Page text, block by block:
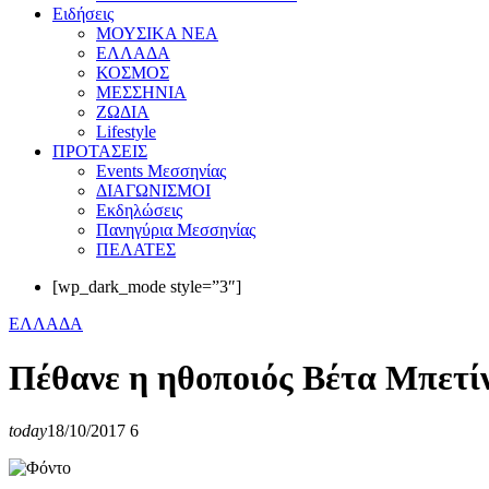
Eιδήσεις
ΜΟΥΣΙΚΑ ΝΕΑ
ΕΛΛΑΔΑ
ΚΟΣΜΟΣ
ΜΕΣΣΗΝΙΑ
ΖΩΔΙΑ
Lifestyle
ΠΡΟΤΑΣΕΙΣ
Events Μεσσηνίας
ΔΙΑΓΩΝΙΣΜΟΙ
Εκδηλώσεις
Πανηγύρια Μεσσηνίας
ΠΕΛΑΤΕΣ
[wp_dark_mode style=”3″]
ΕΛΛΑΔΑ
Πέθανε η ηθοποιός Βέτα
today18/10/2017 6